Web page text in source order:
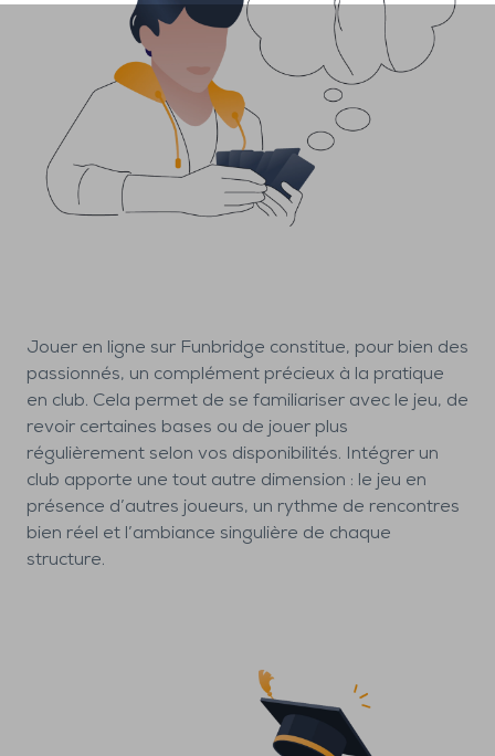
Jouer en ligne sur Funbridge constitue, pour bien des
passionnés, un complément précieux à la pratique
en club. Cela permet de se familiariser avec le jeu, de
revoir certaines bases ou de jouer plus
régulièrement selon vos disponibilités. Intégrer un
club apporte une tout autre dimension : le jeu en
présence d’autres joueurs, un rythme de rencontres
bien réel et l’ambiance singulière de chaque
structure.